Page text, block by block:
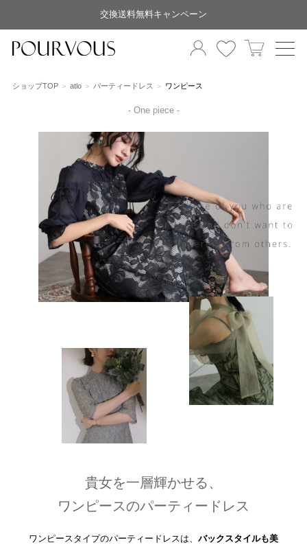
交換送料無料キャンペーン
ショップTOP atlo パーティードレス ワンピース
- One piece -
貴女を一層輝かせる、
ワンピースのパーティードレス
ワンピースタイプのパーティードレスは、 バックスタイルも美